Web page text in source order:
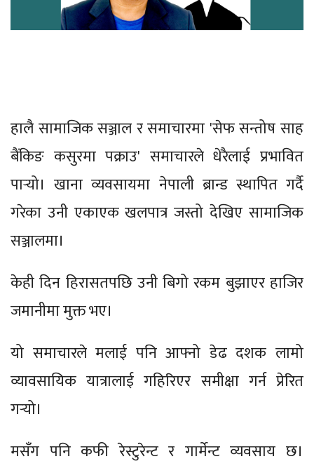
हालै सामाजिक सञ्जाल र समाचारमा 'सेफ सन्तोष साह
बैंकिङ कसुरमा पक्राउ' समाचारले धेरैलाई प्रभावित
पार्‍यो। खाना व्यवसायमा नेपाली ब्रान्ड स्थापित गर्दै
गरेका उनी एकाएक खलपात्र जस्तो देखिए सामाजिक
सञ्जालमा।
केही दिन हिरासतपछि उनी बिगो रकम बुझाएर हाजिर
जमानीमा मुक्त भए।
यो समाचारले मलाई पनि आफ्नो डेढ दशक लामो
व्यावसायिक यात्रालाई गहिरिएर समीक्षा गर्न प्रेरित
गर्‍यो।
मसँग पनि कफी रेस्टुरेन्ट र गार्मेन्ट व्यवसाय छ।